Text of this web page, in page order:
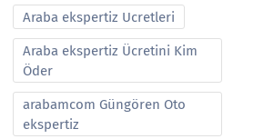
Araba ekspertiz Ucretleri
Araba ekspertiz Ücretini Kim
Öder
arabamcom Güngören Oto
ekspertiz